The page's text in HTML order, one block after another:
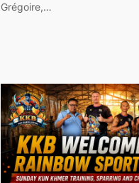
Grégoire,…